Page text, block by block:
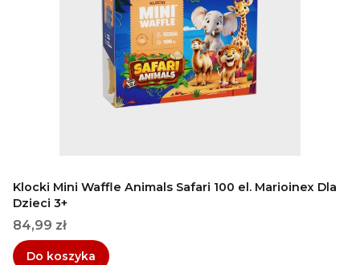
Klocki Mini Waffle Animals Safari 100 el. Marioinex Dla
Dzieci 3+
Cena
84,99 zł
Do koszyka